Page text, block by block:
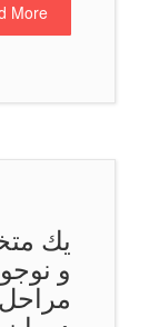
Read More
یك
و نوجوان
مراحل